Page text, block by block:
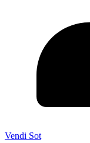
Vendi Sot